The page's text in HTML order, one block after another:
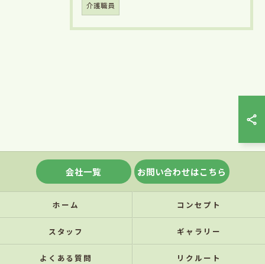
介護職員
会社一覧 お問い合わせはこちら
ホーム コンセプト
スタッフ ギャラリー
よくある質問 リクルート